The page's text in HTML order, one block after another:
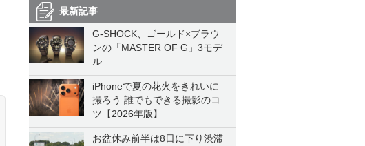
最新記事
G-SHOCK、ゴールド×ブラウ
ンの「MASTER OF G」3モデ
ル
iPhoneで夏の花火をきれいに
撮ろう 誰でもできる撮影のコ
ツ【2026年版】
お盆休み前半は8日に下り渋滞